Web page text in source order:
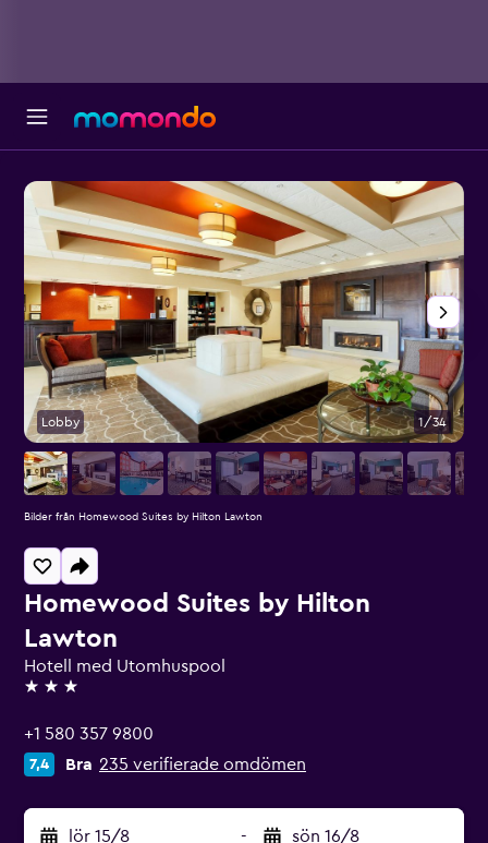
Homewood Suites by Hilton
Lawton
Hotell med Utomhuspool
3 stjärnor
+1 580 357 9800
7,4 Bra 235 verifierade omdömen
lör 15/8 - sön 16/8
Lobby 1/34
Bilder från Homewood Suites by Hilton Lawton